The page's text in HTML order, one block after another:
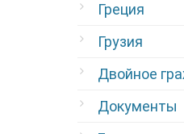
Греция
Грузия
Двойное
Документы